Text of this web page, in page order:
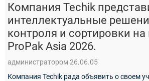
Компания Techik
интеллектуальные
контроля и сортировки
ProPak Asia 2026.
администратором 26.06.05
Компания Techik рада объявить о своем